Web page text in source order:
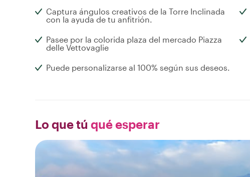
Captura ángulos creativos de la Torre Inclinada
con la ayuda de tu anfitrión.
Pasee por la colorida plaza del mercado Piazza
delle Vettovaglie
Puede personalizarse al 100% según sus deseos.
Lo que tú qué esperar